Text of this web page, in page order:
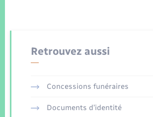
Retrouvez aussi
Concessions funéraires
Documents d’identité